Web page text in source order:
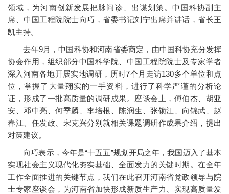
领域，为河南创新发展把脉问诊、出谋划策。中国科协副主
席、中国工程院院士向巧，省委书记刘宁出席并讲话，省长王
凯主持。
去年9月，中国科协和河南省委商定，由中国科协充分发挥
协会作用，组织部分中国科学院、中国工程院院士及专家学者
深入河南各地开展实地调研，历时7个月走访130多个单位和点
位，掌握了大量翔实的一手资料，进行了科学严谨的分析论
证，形成了一批高质量的调研成果。座谈会上，傅伯杰、胡亚
安、邓中亮、何季麟、李培根、陈润生、张锁江、向锦武、赵
春江、任发政、宋克兴分别就相关课题调研作成果介绍，提出
对策建议。
向巧表示，今年是“十五五”规划开局之年，我国迈入了基本
实现社会主义现代化夯实基础、全面发力的关键时期。在全年
工作全面推进的关键节点，我们在此召开河南省党政领导与院
士专家座谈会，为河南省加快形成新质生产力、实现高质量发